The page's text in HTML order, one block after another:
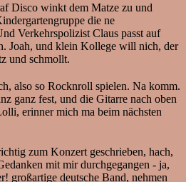
Disco winkt dem Matze zu und
die ne
Verkehrspolizist Claus passt auf
Joah, und klein Kollege will nich, der
und schmollt.
also so Rocknroll spielen. Na komm.
ganz fest, und die Gitarre nach oben
erinner mich ma beim nächsten
zum Konzert geschrieben, hach,
mit mir durchgegangen - ja,
großartige deutsche Band, nehmen